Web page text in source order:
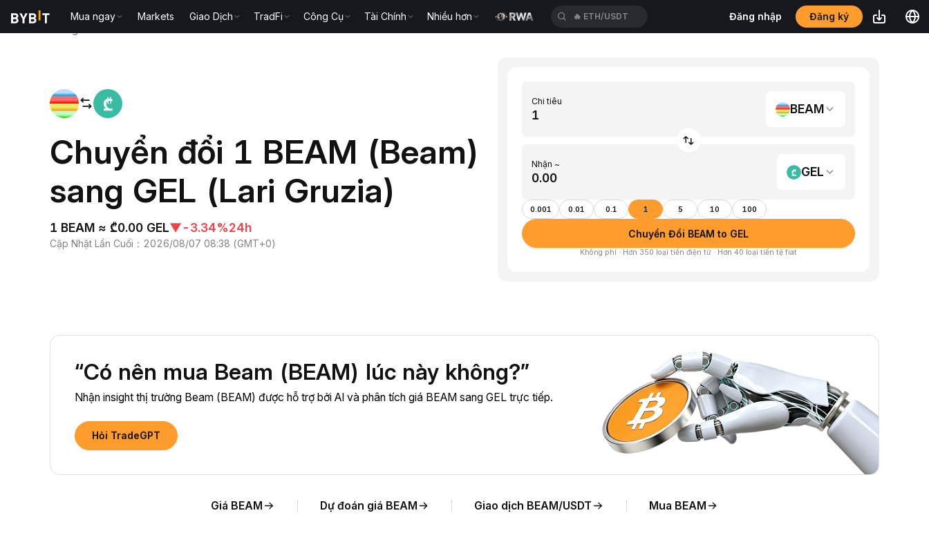
Mua ngay Markets Giao Dịch TradFi Công Cụ Tài Chính Nhiều hơn 🔥 ACEUSDT Đăng nhập Đăng ký
Chuyển đổi 1 BEAM (Beam)
sang GEL (Lari Gruzia)
1 BEAM ≈ ₾0.00 GEL▼-3.34%24h
Cập Nhật Lần Cuối ： 2026/08/07 08:38 (GMT+0)
Chi tiêu
BEAM
Nhận ~
GEL
0.001 0.01 0.1 1 5 10 100
Chuyển Đổi BEAM to GEL
Không phí · Hơn 350 loại tiền điện tử · Hơn 40 loại tiền tệ fiat
“Có nên mua Beam (BEAM) lúc này không?”
Nhận insight thị trường Beam (BEAM) được hỗ trợ bởi AI và phân tích giá BEAM sang GEL trực tiếp.
Hỏi TradeGPT
Giá BEAM Dự đoán giá BEAM Giao dịch BEAM/USDT Mua BEAM